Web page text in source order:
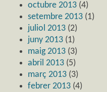
octubre 2013 (4)
setembre 2013 (1)
juliol 2013 (2)
juny 2013 (1)
maig 2013 (3)
abril 2013 (5)
març 2013 (3)
febrer 2013 (4)